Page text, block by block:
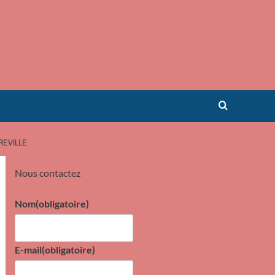
Nous contactez
Nom(obligatoire)
E-mail(obligatoire)